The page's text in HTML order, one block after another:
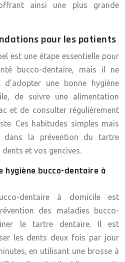
ainsi une plus grande
pour les patients
est une étape essentielle pour
bucco-dentaire, mais il ne
une bonne hygiène
de suivre une alimentation
et de consulter régulièrement
Ces habitudes simples mais
dans la prévention du tartre
et vos gencives.
hygiène bucco-dentaire à
dentaire à domicile est
des maladies bucco-
le tartre dentaire. Il est
les dents deux fois par jour
en utilisant une brosse à